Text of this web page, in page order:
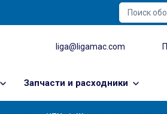
liga@ligamac.com
Запчасти и расходники